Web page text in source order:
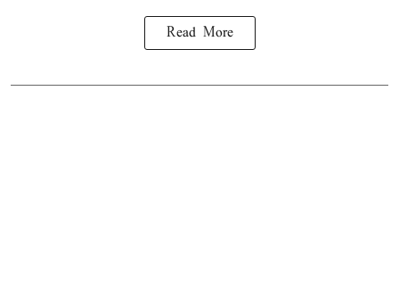
Read More